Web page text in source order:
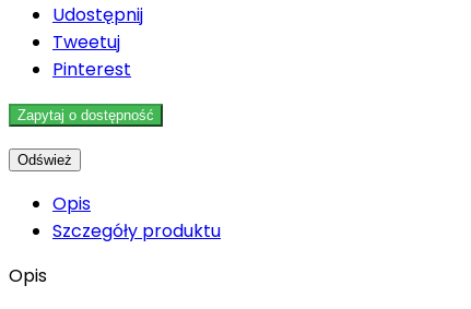
Udostępnij
Tweetuj
Pinterest
Zapytaj o dostępność
Opis
Szczegóły produktu
Opis